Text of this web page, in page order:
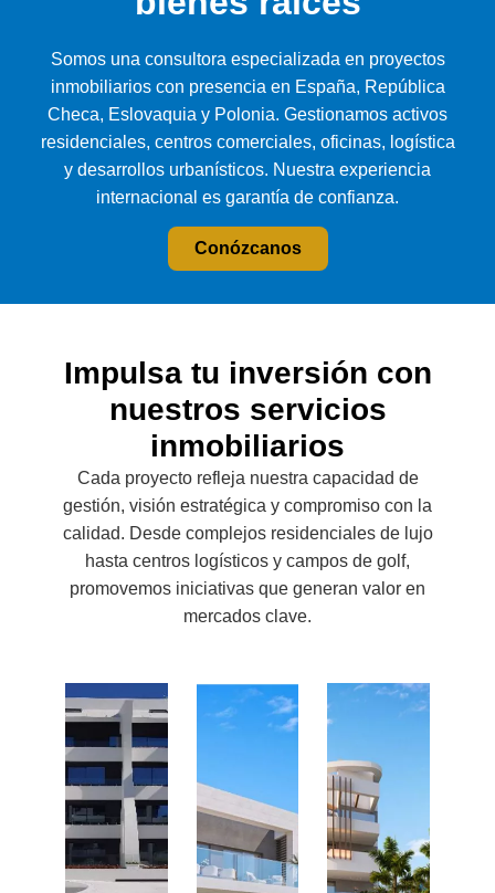
Somos una consultora especializada en proyectos
inmobiliarios con presencia en España, República
Checa, Eslovaquia y Polonia. Gestionamos activos
residenciales, centros comerciales, oficinas, logística
y desarrollos urbanísticos. Nuestra experiencia
internacional es garantía de confianza.
Conózcanos
Impulsa tu inversión con
nuestros servicios
inmobiliarios
Cada proyecto refleja nuestra capacidad de
gestión, visión estratégica y compromiso con la
calidad. Desde complejos residenciales de lujo
hasta centros logísticos y campos de golf,
promovemos iniciativas que generan valor en
mercados clave.